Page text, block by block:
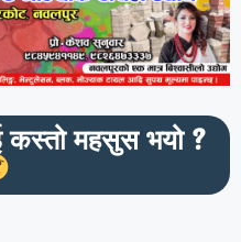
कस्तो महसुस भयो ?